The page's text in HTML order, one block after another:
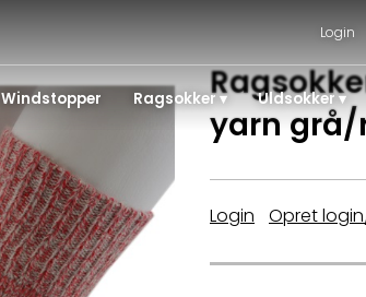
Login
Windstopper Ragsokker Uldsokker
yarn grå/
Login Opret